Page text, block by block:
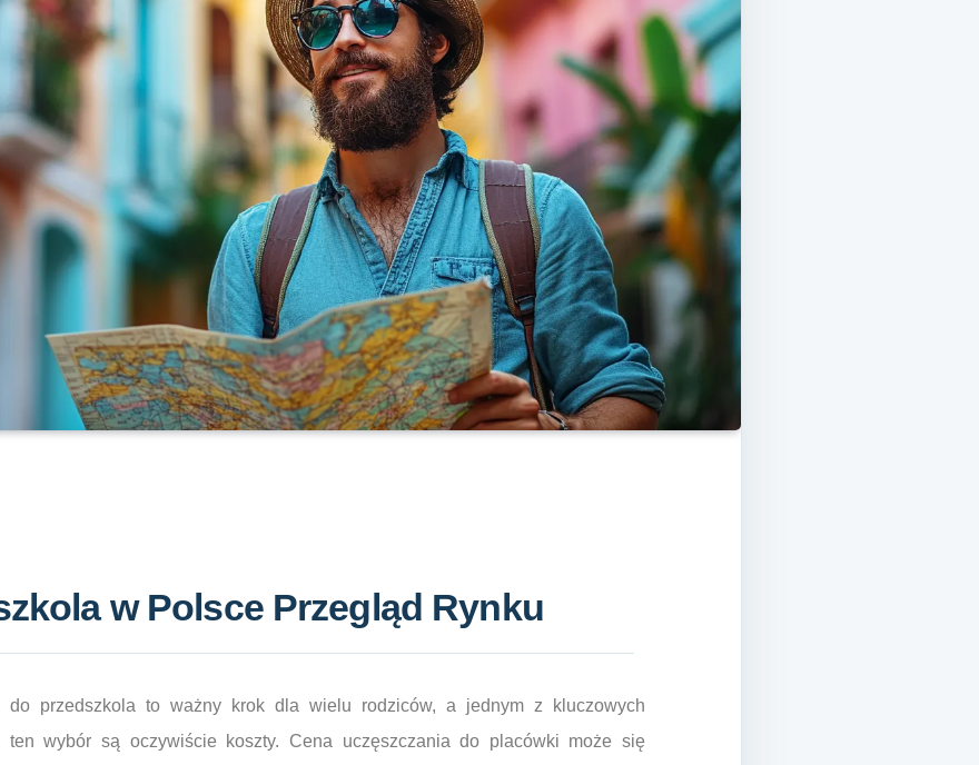
w Polsce Przegląd Rynku
do przedszkola to ważny krok dla wielu rodziców, a jednym z kluczowych
ten wybór są oczywiście koszty. Cena uczęszczania do placówki może się